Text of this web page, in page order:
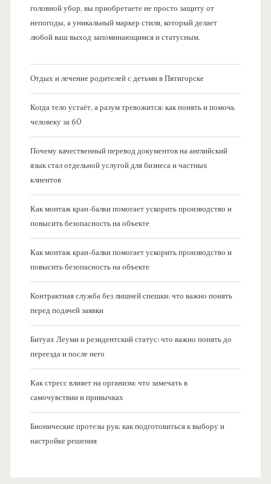
головной убор, вы приобретаете не просто защиту от
непогоды, а уникальный маркер стиля, который делает
любой ваш выход запоминающимся и статусным.
Отдых и лечение родителей с детьми в Пятигорске
Когда тело устаёт, а разум тревожится: как понять и помочь
человеку за 60
Почему качественный перевод документов на английский
язык стал отдельной услугой для бизнеса и частных
клиентов
Как монтаж кран-балки помогает ускорить производство и
повысить безопасность на объекте
Как монтаж кран-балки помогает ускорить производство и
повысить безопасность на объекте
Контрактная служба без лишней спешки: что важно понять
перед подачей заявки
Битуах Леуми и резидентский статус: что важно понять до
переезда и после него
Как стресс влияет на организм: что замечать в
самочувствии и привычках
Бионические протезы рук: как подготовиться к выбору и
настройке решения